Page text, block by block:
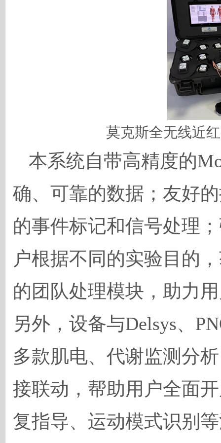
莫克斯全无线近
本系统自带高精度的
确、可靠的数据；友好
的事件标记和信号处理
户根据不同的实验目的
的团队处理模块，助力
另外，设备与Delsys、
多款肌电、代谢监测分
接联动，帮助用户全面
复指导、运动模式识别